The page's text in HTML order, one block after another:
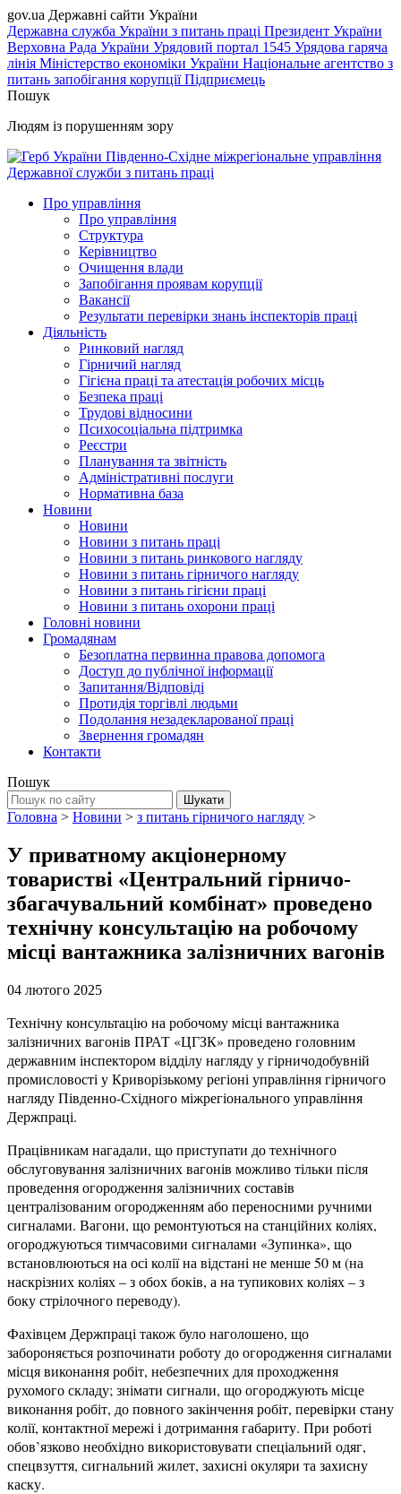
gov.ua Державні сайти України
Державна служба України з питань праці Президент України
Верховна Рада України Урядовий портал 1545 Урядова гаряча
лінія Міністерство економіки України Національне агентство з
питань запобігання корупціїПідприємець
Пошук
Людям із порушенням зору
Південно-Східне міжрегіональне управління
Державної служби з питань праці
Про управління
Про управління
Структура
Керівництво
Очищення влади
Запобігання проявам корупції
Вакансії
Результати перевірки знань інспекторів праці
Діяльність
Ринковий нагляд
Гірничий нагляд
Гігієна праці та атестація робочих місць
Безпека праці
Трудові відносини
Психосоціальна підтримка
Реєстри
Планування та звітність
Адміністративні послуги
Нормативна база
Новини
Новини
Новини з питань праці
Новини з питань ринкового нагляду
Новини з питань гірничого нагляду
Новини з питань гігієни праці
Новини з питань охорони праці
Головні новини
Громадянам
Безоплатна первинна правова допомога
Доступ до публічної інформації
Запитання/Відповіді
Протидія торгівлі людьми
Подолання незадекларованої праці
Звернення громадян
Контакти
Пошук
Головна > Новини > з питань гірничого нагляду >
У приватному акціонерному
товаристві «Центральний гірничо-
збагачувальний комбінат» проведено
технічну консультацію на робочому
місці вантажника залізничних вагонів
04 лютого 2025
Технічну консультацію на робочому місці вантажника
залізничних вагонів ПРАТ «ЦГЗК» проведено головним
державним інспектором відділу нагляду у гірничодобувній
промисловості у Криворізькому регіоні управління гірничого
нагляду Південно-Східного міжрегіонального управління
Держпраці.
Працівникам нагадали, що приступати до технічного
обслуговування залізничних вагонів можливо тільки після
проведення огородження залізничних составів
централізованим огородженням або переносними ручними
сигналами. Вагони, що ремонтуються на станційних коліях,
огороджуються тимчасовими сигналами «Зупинка», що
встановлюються на осі колії на відстані не менше 50 м (на
наскрізних коліях – з обох боків, а на тупикових коліях – з
боку стрілочного переводу).
Фахівцем Держпраці також було наголошено, що
забороняється розпочинати роботу до огородження сигналами
місця виконання робіт, небезпечних для проходження
рухомого складу; знімати сигнали, що огороджують місце
виконання робіт, до повного закінчення робіт, перевірки стану
колії, контактної мережі і дотримання габариту. При роботі
обов’язково необхідно використовувати спеціальний одяг,
спецвзуття, сигнальний жилет, захисні окуляри та захисну
каску.